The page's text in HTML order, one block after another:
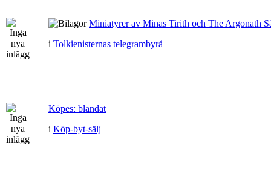
Miniatyrer av Minas Tirith och The Argonath
i Tolkienisternas telegrambyrå
Köpes: blandat
i Köp-byt-sälj